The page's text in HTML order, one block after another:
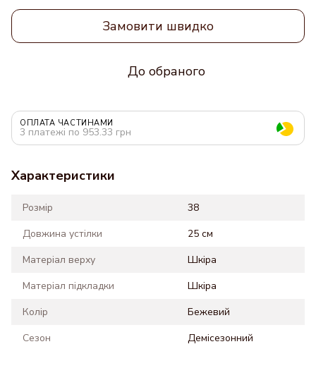
Замовити швидко
До обраного
ОПЛАТА ЧАСТИНАМИ
3 платежі по 953.33 грн
Характеристики
Розмір
38
Довжина устілки
25 см
Матеріал верху
Шкіра
Матеріал підкладки
Шкіра
Колір
Бежевий
Сезон
Демісезонний